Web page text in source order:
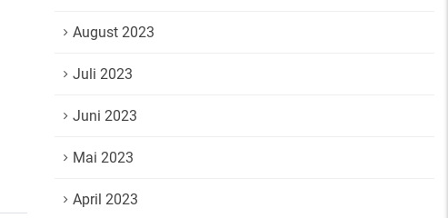
August 2023
Juli 2023
Juni 2023
Mai 2023
April 2023